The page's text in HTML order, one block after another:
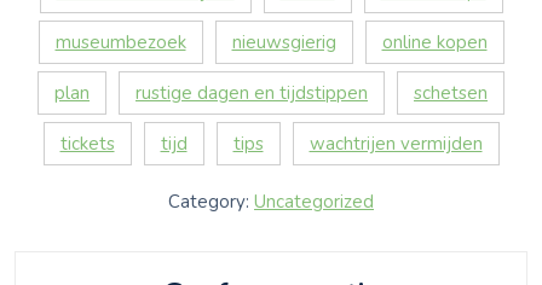
museumbezoek nieuwsgierig online kopen
plan rustige dagen en tijdstippen schetsen
tickets tijd tips wachtrijen vermijden
Category: Uncategorized